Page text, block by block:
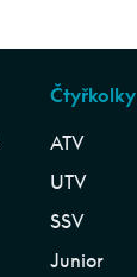
Čtyřkolky
ATV
UTV
SSV
Junior